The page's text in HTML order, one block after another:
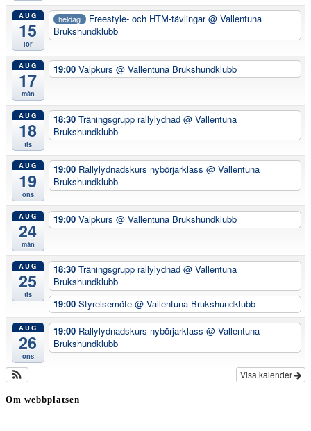
AUG
15
lör
heldag Freestyle- och HTM-tävlingar@ Vallentuna
Brukshundklubb
AUG
17
mån
19:00 Valpkurs @ Vallentuna Brukshundklubb
AUG
18
tis
18:30 Träningsgrupp rallylydnad @ Vallentuna
Brukshundklubb
AUG
19
ons
19:00 Rallylydnadskurs nybörjarklass @ Vallentuna
Brukshundklubb
AUG
24
mån
19:00 Valpkurs @ Vallentuna Brukshundklubb
AUG
25
tis
18:30 Träningsgrupp rallylydnad @ Vallentuna
Brukshundklubb
19:00 Styrelsemöte @ Vallentuna Brukshundklubb
AUG
26
ons
19:00 Rallylydnadskurs nybörjarklass @ Vallentuna
Brukshundklubb
Visa kalender
Om webbplatsen